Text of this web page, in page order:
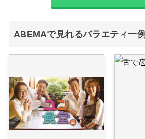
ABEMAで見れるバラエティ一例